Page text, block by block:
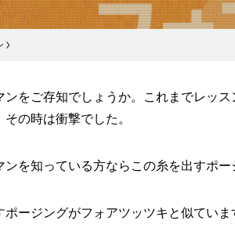
ンをご存知でしょうか。これまでレッ
の時は衝撃でした。
ンを知っている方ならこの糸を出すポ
ポージングがフォアツッツキと似ていま